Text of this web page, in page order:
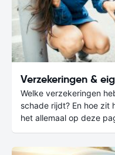
Verzekeringen &
Welke verzekeringen
schade rijdt? En hoe zit
het allemaal op deze